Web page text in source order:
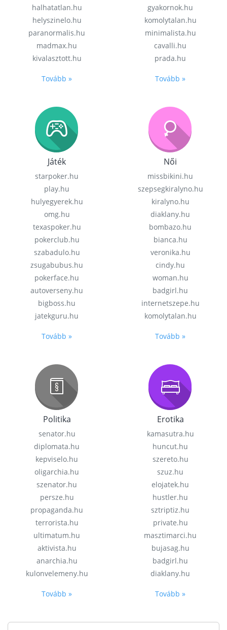
halhatatlan.hu
helyszinelo.hu
paranormalis.hu
madmax.hu
kivalasztott.hu
Tovább »
gyakornok.hu
komolytalan.hu
minimalista.hu
cavalli.hu
prada.hu
Tovább »
Játék
starpoker.hu
play.hu
hulyegyerek.hu
omg.hu
texaspoker.hu
pokerclub.hu
szabadulo.hu
zsugabubus.hu
pokerface.hu
autoverseny.hu
bigboss.hu
jatekguru.hu
Tovább »
Női
missbikini.hu
szepsegkiralyno.hu
kiralyno.hu
diaklany.hu
bombazo.hu
bianca.hu
veronika.hu
cindy.hu
woman.hu
badgirl.hu
internetszepe.hu
komolytalan.hu
Tovább »
Politika
senator.hu
diplomata.hu
kepviselo.hu
oligarchia.hu
szenator.hu
persze.hu
propaganda.hu
terrorista.hu
ultimatum.hu
aktivista.hu
anarchia.hu
kulonvelemeny.hu
Tovább »
Erotika
kamasutra.hu
huncut.hu
szereto.hu
szuz.hu
elojatek.hu
hustler.hu
sztriptiz.hu
private.hu
masztimarci.hu
bujasag.hu
badgirl.hu
diaklany.hu
Tovább »